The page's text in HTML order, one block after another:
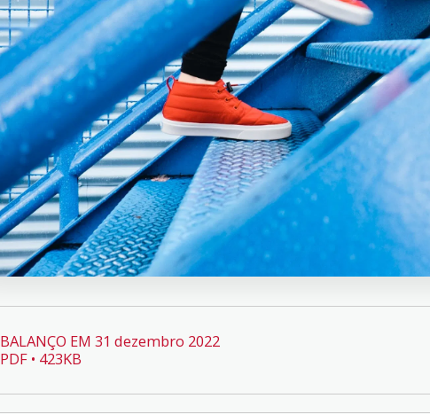
BALANÇO EM 31 dezembro 2022
PDF • 423KB